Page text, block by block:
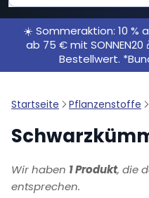
☀️ Sommeraktion: 10 %
ab 75 € mit
Bestellwert.
Startseite Pflanzenstoffe
Wir haben 1 Produkt, die
entsprechen.